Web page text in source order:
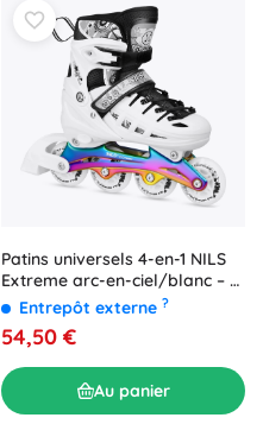
Patins universels 4-en-1 NILS
Extreme arc-en-ciel/blanc – M
(35-38)
Entrepôt externe ?
54,50 €
Au panier